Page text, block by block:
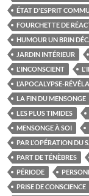
ÉTAT D'ESPRIT
FOURCHETTE DE
HUMOUR UN BRIN
JARDIN INTÉRIEUR
L'INCONSCIENT
L’APOCALYPSE-
LA FIN DU MENSONGE
LES PLUS TIMIDES
MENSONGE À SOI
PAR L’OPÉRATION DU
PART DE TÉNÈBRES
PÉRIODE
PRISE DE CONSCIENCE